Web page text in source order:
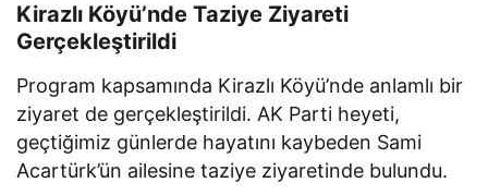
Kirazlı Köyü’nde Taziye Ziyareti
Gerçekleştirildi
Program kapsamında Kirazlı Köyü’nde anlamlı bir
ziyaret de gerçekleştirildi. AK Parti heyeti,
geçtiğimiz günlerde hayatını kaybeden Sami
Acartürk’ün ailesine taziye ziyaretinde bulundu.